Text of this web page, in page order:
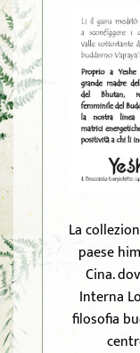
La
paese
Cina.
Interna
filosofia